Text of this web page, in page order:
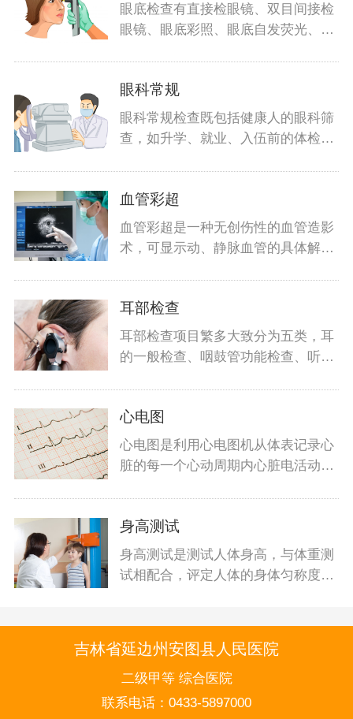
眼底检查有直接检眼镜、双目间接检
眼镜、眼底彩照、眼底自发荧光、眼
眼科常规
眼科常规检查既包括健康人的眼科筛
查，如升学、就业、入伍前的体检，
血管彩超
血管彩超是一种无创伤性的血管造影
术，可显示动、静脉血管的具体解剖
耳部检查
耳部检查项目繁多大致分为五类，耳
的一般检查、咽鼓管功能检查、听功
心电图
心电图是利用心电图机从体表记录心
脏的每一个心动周期内心脏电活动变
身高测试
身高测试是测试人体身高，与体重测
试相配合，评定人体的身体匀称度，
吉林省延边州安图县人民医院
二级甲等 综合医院
联系电话： 0433-5897000